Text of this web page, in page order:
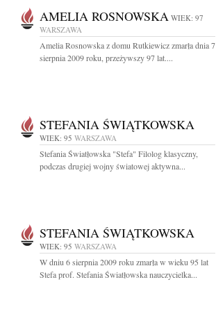
AMELIA ROSNOWSKA WIEK: 97
WARSZAWA
Amelia Rosnowska z domu Rutkiewicz zmarła dnia 7
sierpnia 2009 roku, przeżywszy 97 lat....
STEFANIA ŚWIĄTKOWSKA
WIEK: 95 WARSZAWA
Stefania Światłowska "Stefa" Filolog klasyczny,
podczas drugiej wojny światowej aktywna...
STEFANIA ŚWIĄTKOWSKA
WIEK: 95 WARSZAWA
W dniu 6 sierpnia 2009 roku zmarła w wieku 95 lat
Stefa prof. Stefania Światłowska nauczycielka...